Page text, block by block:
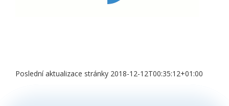
Poslední aktualizace stránky 2018-12-12T00:35:12+01:00